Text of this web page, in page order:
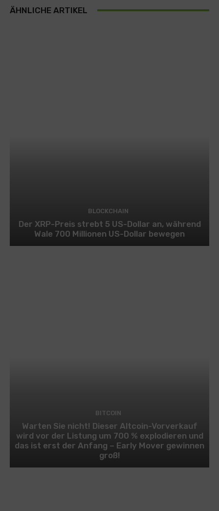
ÄHNLICHE ARTIKEL
BLOCKCHAIN
Der XRP-Preis strebt 5 US-Dollar an, während
Wale 700 Millionen US-Dollar bewegen
BITCOIN
Warten Sie nicht! Dieser Altcoin-Vorverkauf
wird vor der Listung um 700 % explodieren und
das ist erst der Anfang – Early Mover gewinnen
groß!